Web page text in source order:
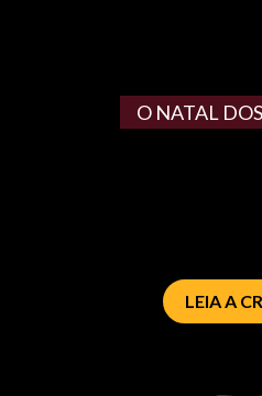
O NATAL
LEIA A